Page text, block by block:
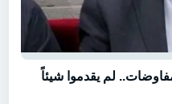
من المفاوضات.. لم يقدموا شيئاً